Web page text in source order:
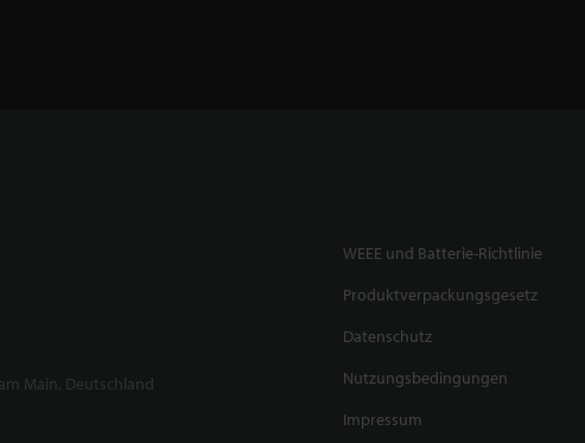
Main, Deutschland
WEEE und Batterie-Richtlinie
Produktverpackungsgesetz
Datenschutz
Nutzungsbedingungen
Impressum